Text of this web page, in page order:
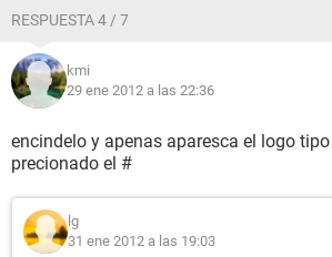
RESPUESTA 4 / 7
kmi
29 ene 2012 a las 22:36
encindelo y apenas aparesca el logo
precionado el #
lg
31 ene 2012 a las 19:03